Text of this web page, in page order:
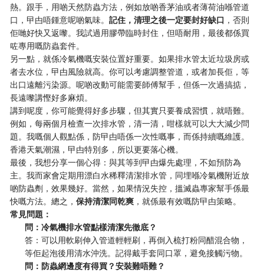
熱。跟手，用啲天然防蟲方法，例如放啲香茅油或者薄荷油喺管道
口，曱甴唔鍾意呢啲氣味。記住，清理之後一定要封好缺口 ，否則
佢哋好快又返嚟。我試過用膠帶臨時封住，但唔耐用，最後都係買
咗專用嘅防蟲套件。
另一點，就係冷氣機嘅安裝位置好重要。如果排水管太近垃圾房或
者去水位，曱甴風險就高。你可以考慮調整管道，或者加長佢，等
出口遠離污染源。呢啲改動可能需要師傅幫手，但係一次過搞掂，
長遠嚟講慳好多麻煩。
講到呢度，你可能覺得好多步驟，但其實只要養成習慣，就唔難。
例如，每兩個月檢查一次排水管，清一清，咁樣就可以大大減少問
題。我嘅個人觀點係，防曱甴唔係一次性嘅事，而係持續嘅維護。
香港天氣潮濕，曱甴特別多，所以更要落心機。
最後，我想分享一個心得：與其等到曱甴爆先處理，不如預防為
主。我而家會定期用漂白水稀釋清潔排水管，同埋喺冷氣機附近放
啲防蟲劑，效果幾好。當然，如果情況失控，搵滅蟲專家幫手係最
快嘅方法。總之，保持清潔同乾爽 ，就係最有效嘅防曱甴策略。
常見問題：
問：冷氣機排水管點樣清潔先徹底？
答：可以用軟刷伸入管道輕輕刷，再倒入梳打粉同醋混合物，
等佢起泡後用清水沖洗。記得戴手套同口罩，避免接觸污物。
問：防蟲網邊度有得買？安裝難唔難？